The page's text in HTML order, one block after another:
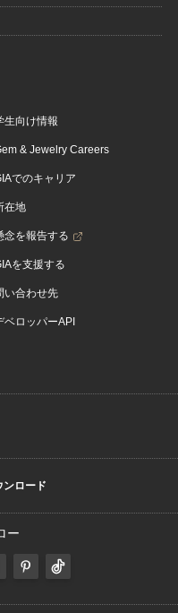
生向け情報
& Jewelry Careers
でのキャリア
在地
念を報告する
を支援する
い合わせ先
ベロッパーAPI
ロード
ー